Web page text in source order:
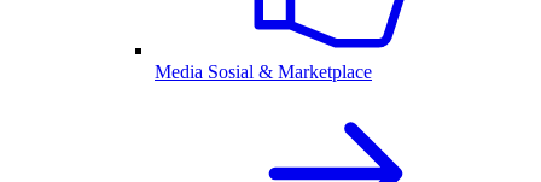
Media Sosial & Marketplace